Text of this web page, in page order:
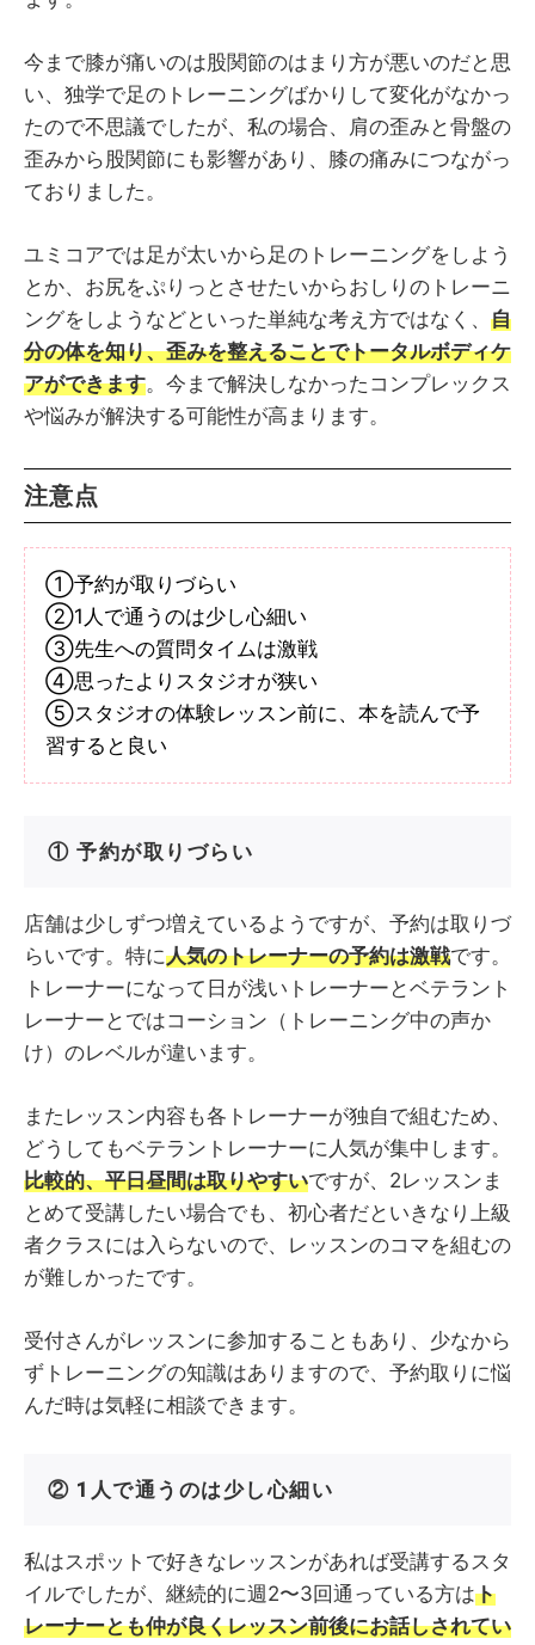
今まで膝が痛いのは股関節のはまり方が悪いのだと思
い、独学で足のトレーニングばかりして変化がなかっ
たので不思議でしたが、私の場合、肩の歪みと骨盤の
歪みから股関節にも影響があり、膝の痛みにつながっ
ておりました。
ユミコアでは足が太いから足のトレーニングをしよう
とか、お尻をぷりっとさせたいからおしりのトレーニ
ングをしようなどといった単純な考え方ではなく、 自
分の体を知り、歪みを整えることでトータルボディケ
アができます。今まで解決しなかったコンプレックス
や悩みが解決する可能性が高まります。
注意点
①予約が取りづらい
②1人で通うのは少し心細い
③先生への質問タイムは激戦
④思ったよりスタジオが狭い
⑤スタジオの体験レッスン前に、本を読んで予
習すると良い
① 予約が取りづらい
店舗は少しずつ増えているようですが、予約は取りづ
らいです。特に人気のトレーナーの予約は激戦です。
トレーナーになって日が浅いトレーナーとベテラント
レーナーとではコーション（トレーニング中の声か
け）のレベルが違います。
またレッスン内容も各トレーナーが独自で組むため、
どうしてもベテラントレーナーに人気が集中します。
比較的、平日昼間は取りやすいですが、2レッスンま
とめて受講したい場合でも、初心者だといきなり上級
者クラスには入らないので、レッスンのコマを組むの
が難しかったです。
受付さんがレッスンに参加することもあり、少なから
ずトレーニングの知識はありますので、予約取りに悩
んだ時は気軽に相談できます。
② 1人で通うのは少し心細い
私はスポットで好きなレッスンがあれば受講するスタ
イルでしたが、継続的に週2〜3回通っている方はト
レーナーとも仲が良くレッスン前後にお話しされてい